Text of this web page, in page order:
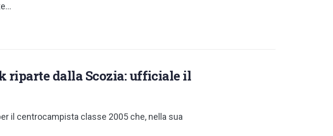
riparte dalla Scozia: ufficiale il
il centrocampista classe 2005 che, nella sua